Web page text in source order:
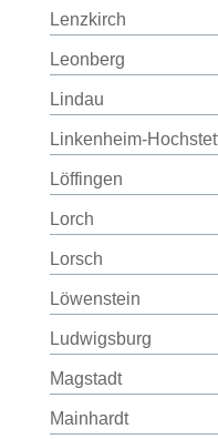
Lenzkirch
Leonberg
Lindau
Linkenheim-
Löffingen
Lorch
Lorsch
Löwenstein
Ludwigsburg
Magstadt
Mainhardt